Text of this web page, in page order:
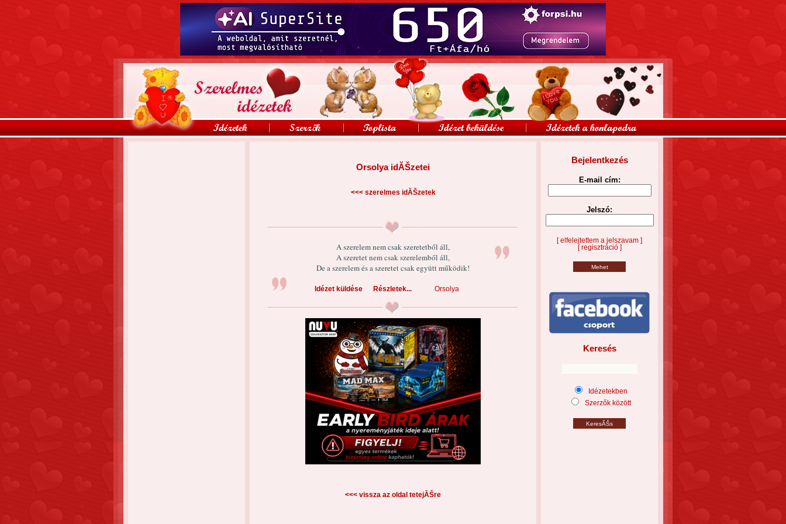
Orsolya idĂŠzetei
<<< szerelmes idĂŠzetek
A szerelem nem csak szeretetből áll,
A szeretet nem csak szerelemből áll,
De a szerelem és a szeretet csak együtt működik!
Idézet küldése Részletek... Orsolya
<<< vissza az oldal tetejĂŠre
Bejelentkezés
E-mail cím:
Jelszó:
[ elfelejtettem a jelszavam ]
[ regisztráció ]
Keresés
Idézetekben
Szerzők között